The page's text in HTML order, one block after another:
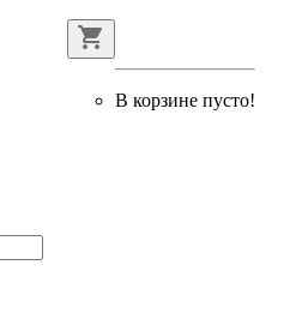
В корзине пусто!